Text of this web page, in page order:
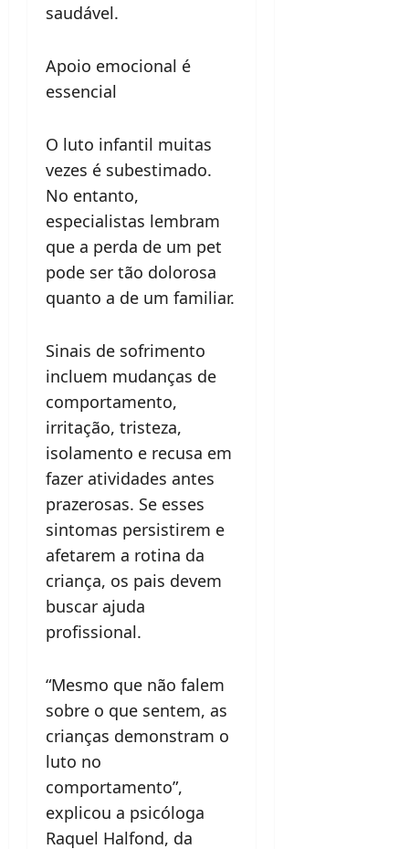
saudável.
Apoio emocional é
essencial
O luto infantil muitas
vezes é subestimado.
No entanto,
especialistas lembram
que a perda de um pet
pode ser tão dolorosa
quanto a de um familiar.
Sinais de sofrimento
incluem mudanças de
comportamento,
irritação, tristeza,
isolamento e recusa em
fazer atividades antes
prazerosas. Se esses
sintomas persistirem e
afetarem a rotina da
criança, os pais devem
buscar ajuda
profissional.
“Mesmo que não falem
sobre o que sentem, as
crianças demonstram o
luto no
comportamento”,
explicou a psicóloga
Raquel Halfond, da